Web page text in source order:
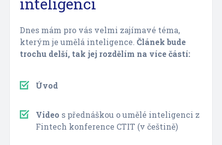
Dnes mám pro vás velmi zajímavé téma,
kterým je umělá inteligence. Článek bude
trochu delší, tak jej rozdělím na více částí:
Úvod
Video s přednáškou o umělé inteligenci z
Fintech konference CTIT (v češtině)